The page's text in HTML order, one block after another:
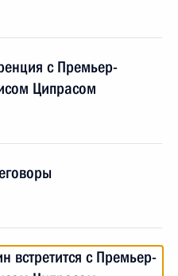
с Премьер-
Ципрасом
встретится с Премьер-